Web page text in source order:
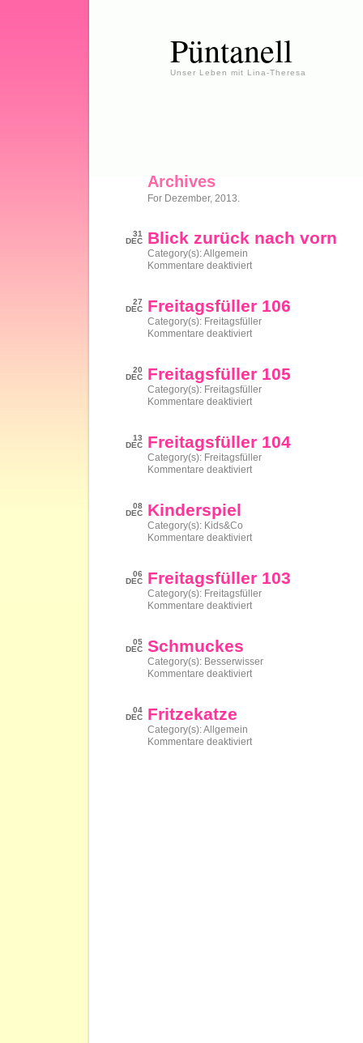
Püntanell
Unser Leben mit Lina-Theresa
Archives
For Dezember, 2013.
31
DEC
Blick zurück nach vorn
Category(s):Allgemein
Kommentare deaktiviertfür
vorn
27
DEC
Freitagsfüller 106
Category(s): Freitagsfüller
Kommentare deaktiviertfür
20
DEC
Freitagsfüller 105
Category(s): Freitagsfüller
Kommentare deaktiviertfür
13
DEC
Freitagsfüller 104
Category(s): Freitagsfüller
Kommentare deaktiviertfür
08
DEC
Kinderspiel
Category(s): Kids&Co
Kommentare deaktiviertfür
06
DEC
Freitagsfüller 103
Category(s): Freitagsfüller
Kommentare deaktiviertfür
05
DEC Schmuckes
Category(s): Besserwisser
Kommentare deaktiviertfür
04
DEC
Fritzekatze
Category(s):Allgemein
Kommentare deaktiviertfür